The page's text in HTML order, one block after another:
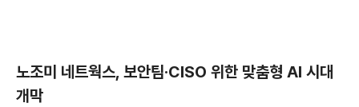
노조미 네트웍스, 보안팀·CISO 위한 맞춤형 AI 시대
개막